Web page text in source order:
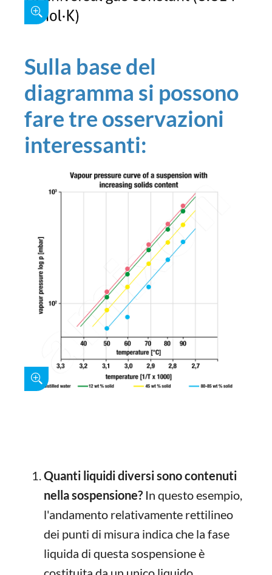
Sulla base del
diagramma si possono
fare tre osservazioni
interessanti:
Quanti liquidi diversi sono contenuti
nella sospensione? In questo esempio,
l'andamento relativamente rettilineo
dei punti di misura indica che la fase
liquida di questa sospensione è